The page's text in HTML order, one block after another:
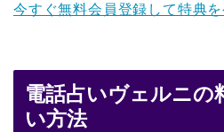
今すぐ無料会員登録して特典を
電話占いヴェルニの
い方法